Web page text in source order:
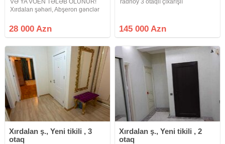
VƏ YA VÖEN TƏLƏB OLUNUR!
Xırdalan şəhəri, Abşeron gənclər
mənzil çıxarılır. 11 mərtəbəli
binanın 1-ci mərtəbəsində yerləşir.
28 000 Azn
radnoy 3 otaqlı çıxarışlı
145 000 Azn
Xırdalan ş., Yeni tikili , 3
otaq
Xırdalan ş., Yeni tikili , 2
otaq